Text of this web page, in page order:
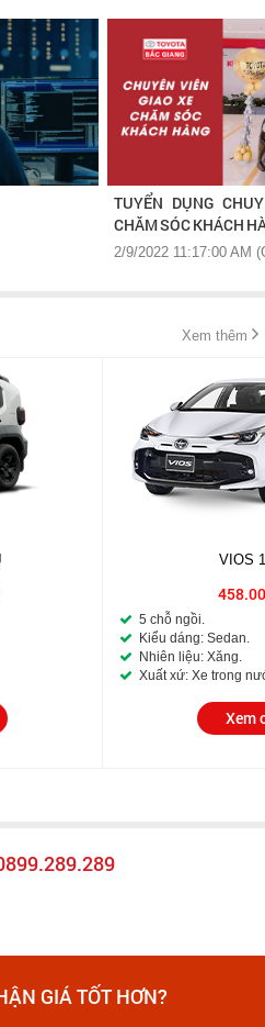
TUYỂN DỤNG
CHĂM SÓC KHÁCH
2/9/2022 11:17:00 AM
Xem thêm
VIOS
5 chỗ ngồi.
Kiểu dáng: Sedan.
Nhiên liệu: Xăng.
Xuất xứ: Xe trong
Xem
GIÁ TỐT HƠN?